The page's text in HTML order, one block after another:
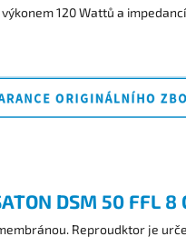
120 Wattů a
DSM 50 FFL 8
Reproudktor je